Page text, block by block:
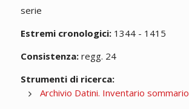
serie
Estremi cronologici:1344 - 1415
Consistenza:regg. 24
Strumenti di ricerca:
Archivio Datini. Inventario sommario